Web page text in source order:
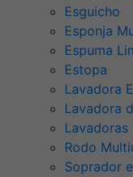
Esguicho
Esponja
Espuma
Estopa
Lavadora
Lavadora
Lavadoras
Rodo
Soprador